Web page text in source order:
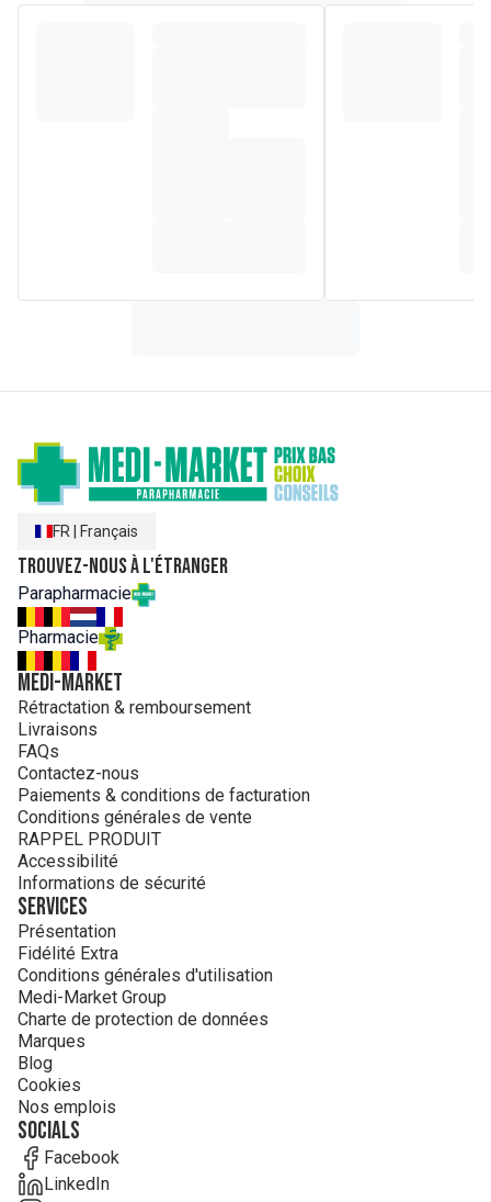
FR Français
Trouvez-nous à l'étranger
Parapharmacie
Pharmacie
MEDI-MARKET
Rétractation & remboursement
Livraisons
FAQs
Contactez-nous
Paiements & conditions de facturation
Conditions générales de vente
RAPPEL PRODUIT
Accessibilité
Informations de sécurité
Services
Présentation
Fidélité Extra
Conditions générales d'utilisation
Medi-Market Group
Charte de protection de données
Marques
Blog
Cookies
Nos emplois
Socials
Facebook
LinkedIn